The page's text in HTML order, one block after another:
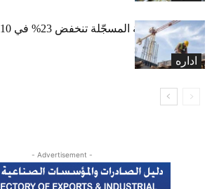
اداره
الرخص العقارية المسجّلة تنخفض 23% في 10
أشهر
- Advertisement -